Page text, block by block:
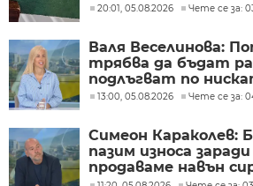
20:01, 05.08.2026 Чете се за:
Валя Веселинова:
трябва да бъдат
подлъгват по
13:00, 05.08.2026 Чете се за:
Симеон Караколев:
пазим износа
продаваме навън